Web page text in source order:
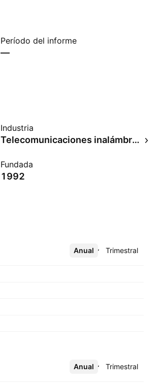
Período del informe
—
Industria
Telecomunicaciones inalámbricas
Fundada
1992
Anual Trimestral
Más
Anual Trimestral
Más